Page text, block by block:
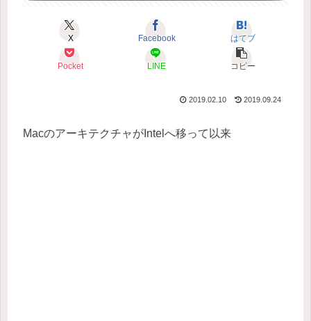
X Facebook はてブ
Pocket LINE コピー
2019.02.10 2019.09.24
MacのアーキテクチャがIntelへ移って以来